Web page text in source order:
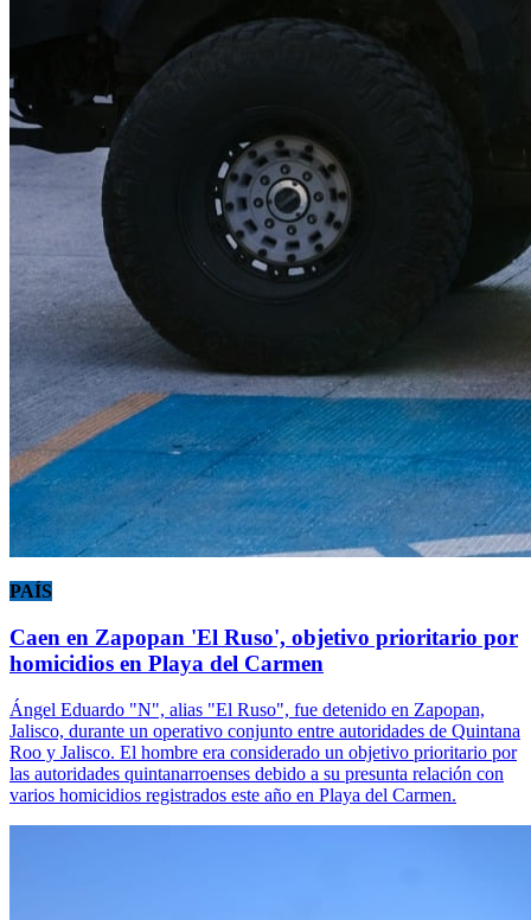
PAÍS
Caen en Zapopan 'El Ruso', objetivo prioritario por
homicidios en Playa del Carmen
Ángel Eduardo "N", alias "El Ruso", fue detenido en Zapopan,
Jalisco, durante un operativo conjunto entre autoridades de Quintana
Roo y Jalisco. El hombre era considerado un objetivo prioritario por
las autoridades quintanarroenses debido a su presunta relación con
varios homicidios registrados este año en Playa del Carmen.